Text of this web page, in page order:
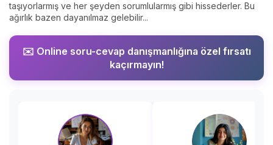
taşıyorlarmış ve her şeyden sorumlularmış gibi hissederler. Bu
ağırlık bazen dayanılmaz gelebilir...
✉️ Online soru-cevap danışmanlığına özel fırsatı
kaçırmayın!